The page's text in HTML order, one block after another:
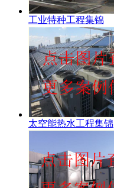
工业特种工程集锦
太空能热水工程集锦